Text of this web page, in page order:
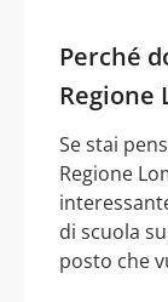
Perché
Regione
Se stai
Regione
di scuola
posto che